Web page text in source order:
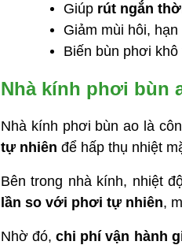
Giúp rút ngắn
Giảm mùi hôi,
Biến bùn phơi khô
Nhà kính phơi bùn
Nhà kính phơi bùn ao là
tự nhiên để hấp thụ nhiệt
Bên trong nhà kính, nhiệt
lần so với phơi tự nhiên,
Nhờ đó,chi phí vận hành